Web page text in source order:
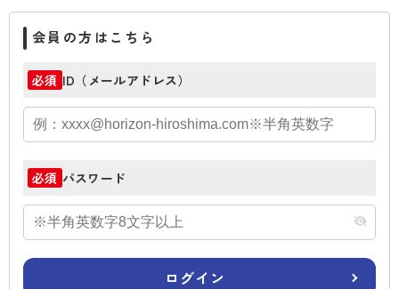
会員の方はこちら
必須 ID（メールアドレス）
必須 パスワード
ログイン